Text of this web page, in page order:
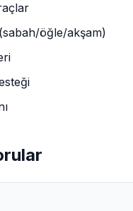
öğle/akşam)